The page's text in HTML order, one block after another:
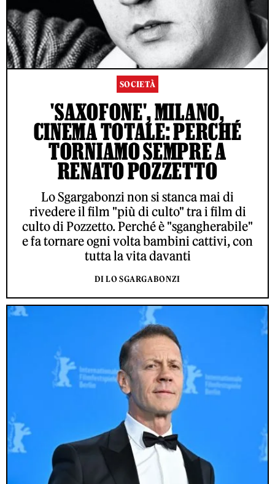
SOCIETÀ
'SAXOFONE', MILANO,
CINEMA TOTALE: PERCHÉ
TORNIAMO SEMPRE A
RENATO POZZETTO
Lo Sgargabonzi non si stanca mai di
rivedere il film "più di culto" tra i film di
culto di Pozzetto. Perché è "sgangherabile"
e fa tornare ogni volta bambini cattivi, con
tutta la vita davanti
DI LO SGARGABONZI